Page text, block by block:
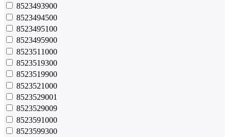
8523493900
8523494500
8523495100
8523495900
8523511000
8523519300
8523519900
8523521000
8523529001
8523529009
8523591000
8523599300